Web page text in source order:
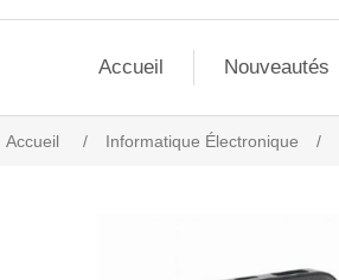
Accueil Nouveautés
Accueil / Informatique Électronique /